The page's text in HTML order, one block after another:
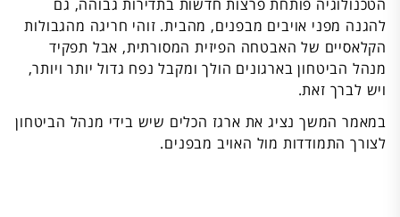
הטכנולוגיה פותחת פרצות חדשות בתדירות גבוהה, גם
להגנה מפני אויבים מבפנים, מהבית. זוהי חריגה מהגבולות
הקלאסיים של האבטחה הפיזית המסורתית, אבל תפקיד
מנהל הביטחון בארגונים הולך ומקבל נפח גדול יותר ויותר,
ויש לברך זאת.
במאמר המשך נציג את ארגז הכלים שיש בידי מנהל הביטחון
לצורך התמודדות מול האויב מבפנים.